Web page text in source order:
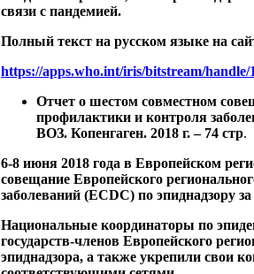
связи с пандемией.
Полный текст на русском языке на
https://apps.who.int/iris/bitstream/handle/
Отчет о шестом совместном
профилактики и контроля
ВОЗ. Копенгаген. 2018 г. – 74 стр.
6-8 июня 2018 года в Европейском
совещание Европейского
заболеваний (ECDC) по эпиднадзору
Национальные координаторы по
государств-членов Европейского
эпиднадзора, а также укрепили свои